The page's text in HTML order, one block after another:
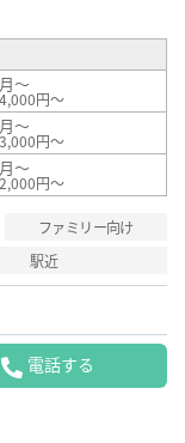
～
円～
～
円～
～
円～
ファミリー向け
駅近
電話する